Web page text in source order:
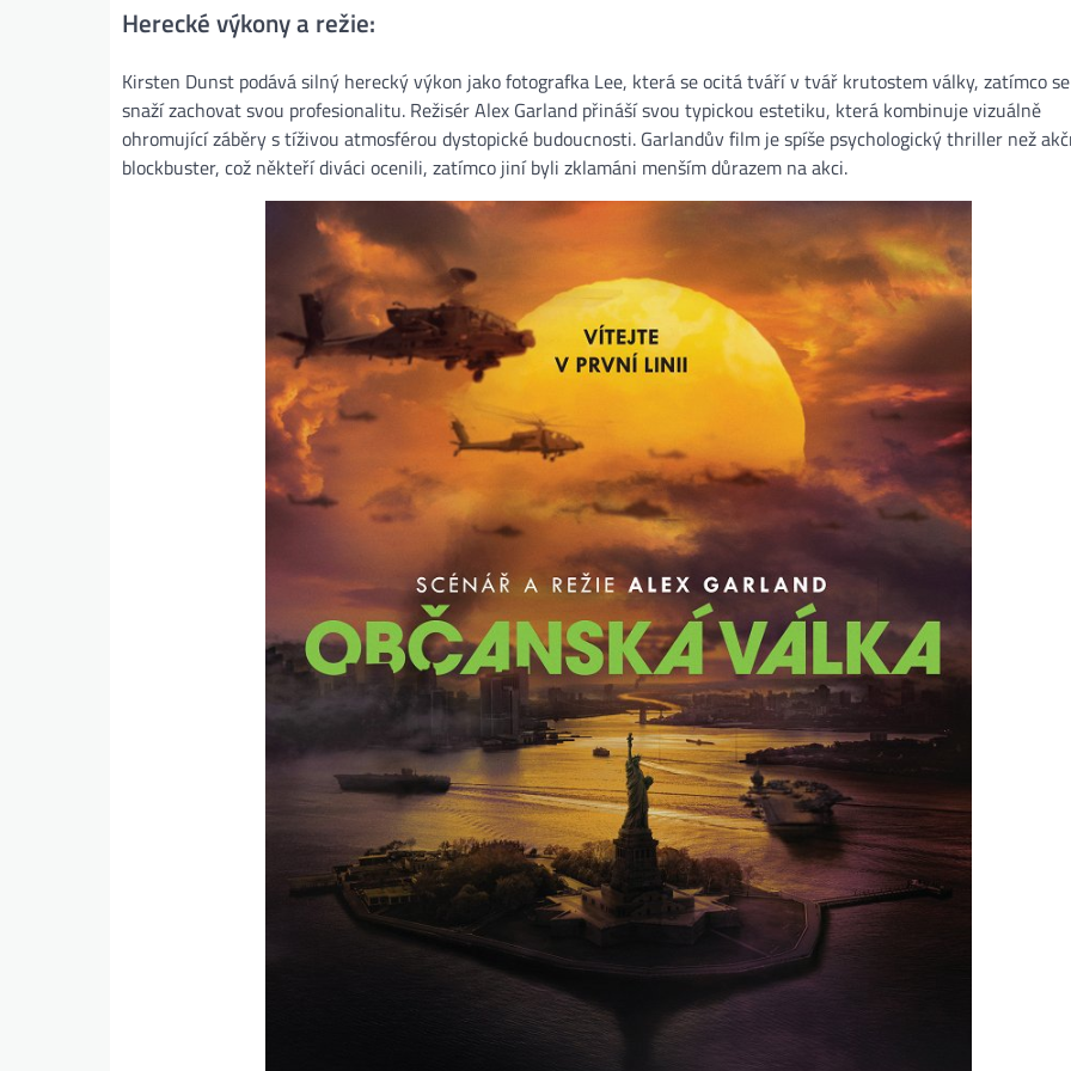
Herecké výkony a režie:
Kirsten Dunst podává silný herecký výkon jako fotografka Lee, která se ocitá tváří v tvář krutostem války, zatímco se
snaží zachovat svou profesionalitu. Režisér Alex Garland přináší svou typickou estetiku, která kombinuje vizuálně
ohromující záběry s tíživou atmosférou dystopické budoucnosti. Garlandův film je spíše psychologický thriller než
blockbuster, což někteří diváci ocenili, zatímco jiní byli zklamáni menším důrazem na akci​.